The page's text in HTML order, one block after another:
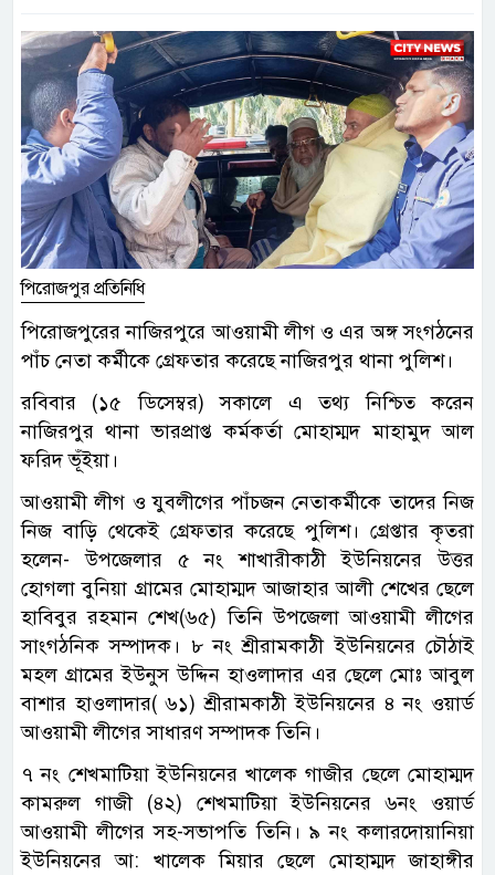
পিরোজপুর প্রতিনিধি
পিরোজপুরের নাজিরপুরে আওয়ামী লীগ ও এর অঙ্গ সংগঠনের
পাঁচ নেতা কর্মীকে গ্রেফতার করেছে নাজিরপুর থানা পুলিশ।
রবিবার (১৫ ডিসেম্বর) সকালে এ তথ্য নিশ্চিত করেন
নাজিরপুর থানা ভারপ্রাপ্ত কর্মকর্তা মোহাম্মদ মাহামুদ আল
ফরিদ ভূঁইয়া।
আওয়ামী লীগ ও যুবলীগের পাঁচজন নেতাকর্মীকে তাদের নিজ
নিজ বাড়ি থেকেই গ্রেফতার করেছে পুলিশ। গ্রেপ্তার কৃতরা
হলেন- উপজেলার ৫ নং শাখারীকাঠী ইউনিয়নের উত্তর
হোগলা বুনিয়া গ্রামের মোহাম্মদ আজাহার আলী শেখের ছেলে
হাবিবুর রহমান শেখ(৬৫) তিনি উপজেলা আওয়ামী লীগের
সাংগঠনিক সম্পাদক। ৮ নং শ্রীরামকাঠী ইউনিয়নের চৌঠাই
মহল গ্রামের ইউনুস উদ্দিন হাওলাদার এর ছেলে মোঃ আবুল
বাশার হাওলাদার( ৬১) শ্রীরামকাঠী ইউনিয়নের ৪ নং ওয়ার্ড
আওয়ামী লীগের সাধারণ সম্পাদক তিনি।
৭ নং শেখমাটিয়া ইউনিয়নের খালেক গাজীর ছেলে মোহাম্মদ
কামরুল গাজী (৪২) শেখমাটিয়া ইউনিয়নের ৬নং ওয়ার্ড
আওয়ামী লীগের সহ-সভাপতি তিনি। ৯ নং কলারদোয়ানিয়া
ইউনিয়নের আ: খালেক মিয়ার ছেলে মোহাম্মদ জাহাঙ্গীর